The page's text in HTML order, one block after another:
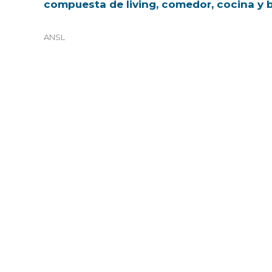
compuesta de living, comedor, cocina y
ANSL